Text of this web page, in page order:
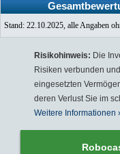
Stand: 22.10.2025, alle Angaben
Risikohinweis: Die
Risiken verbunden
eingesetzten
deren Verlust Sie im
Weitere Informationen